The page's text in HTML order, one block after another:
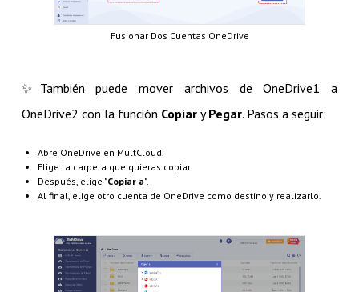
Fusionar Dos Cuentas OneDrive
✨​También puede mover archivos de OneDrive1 a
OneDrive2 con la función CopiaryPegar. Pasos a seguir:
Abre OneDrive en MultCloud.
Elige la carpeta que quieras copiar.
Después, elige "Copiar a".
Al final, elige otro cuenta de OneDrive como destino y realizarlo.